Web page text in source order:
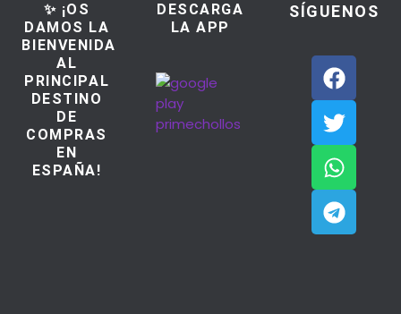
✨ ¡OS
DAMOS LA
BIENVENIDA
AL
PRINCIPAL
DESTINO
DE
COMPRAS
EN
ESPAÑA!
DESCARGA
LA APP
SÍGUENOS